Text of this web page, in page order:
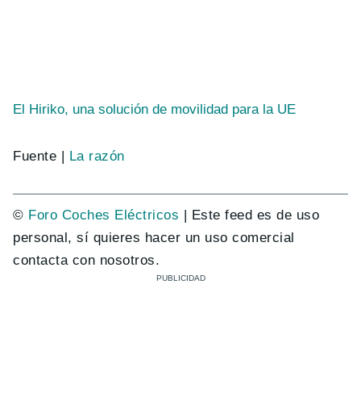
El Hiriko, una solución de movilidad para la UE
Fuente | La razón
© Foro Coches Eléctricos | Este feed es de uso
personal, sí quieres hacer un uso comercial
contacta con nosotros.